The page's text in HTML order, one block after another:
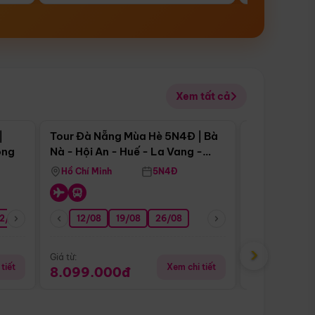
Xem tất cả
08 26/08 05/09 09/09 12/09
tiết
Điểm nổi bật
Tour Đà Nẵng Mùa Hè 5N4Đ | Bà
Nà - Hội An - Huế - La Vang -
Động Thiên Đường
Hồ Chí Minh 5N4Đ
12/08 19/08 26/08
Giá từ:
8.099.000đ Xem chi tiết
Giá từ:
›